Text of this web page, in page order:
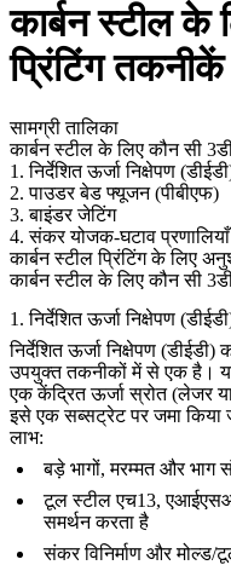
कार्बन स्टील के
प्रिंटिंग
सामग्री तालिका
कार्बन स्टील के लिए कौन सी
1. निर्देशित ऊर्जा निक्षेपण
2. पाउडर बेड फ्यूजन (पीबीएफ)
3. बाइंडर जेटिंग
4. संकर योजक-घटाव प्रणालियाँ
कार्बन स्टील प्रिंटिंग के लिए
कार्बन स्टील के लिए कौन सी
1. निर्देशित ऊर्जा निक्षेपण
निर्देशित ऊर्जा निक्षेपण (डीईडी)
उपयुक्त तकनीकों में से एक है।
एक केंद्रित ऊर्जा स्रोत (लेजर
इसे एक सब्सट्रेट पर जमा किया
लाभ:
बड़े भागों, मरम्मत और भाग
टूल स्टील एच13,
समर्थन करता है
संकर विनिर्माण और मोल्ड/